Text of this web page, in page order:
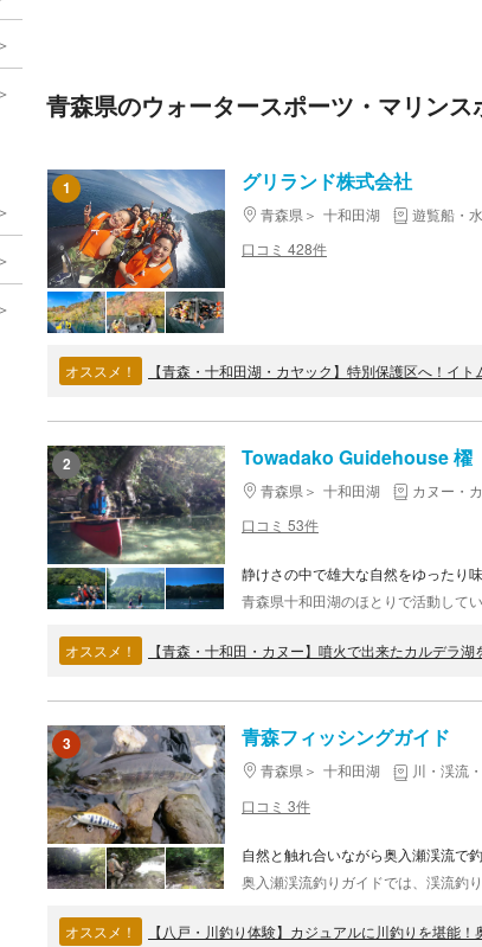
青森県のウォータースポーツ・マリン
1 グリランド株式会社
青森県 十和田湖 遊覧船・
口コミ 428件
オススメ！ 【青森・十和田湖・カヤック】特別保護区へ！イ
2 Towadako Guidehouse 櫂
青森県 十和田湖 カヌー・
口コミ 53件
静けさの中で雄大な自然をゆったり
オススメ！ 【青森・十和田・カヌー】噴火で出来たカルデラ
3 青森フィッシングガイド
青森県 十和田湖 川・渓流
口コミ 3件
自然と触れ合いながら奥入瀬渓流で
オススメ！ 【八戸・川釣り体験】カジュアルに川釣りを堪能